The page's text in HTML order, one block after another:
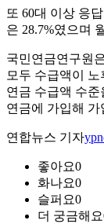
또 60대 이상 응
은 28.7%였으며
국민연금연구원
모두 수급액이
연금 수급액 수
연금에 가입해
연합뉴스 기자
좋아요0
화나요0
슬퍼요0
더 궁금해요